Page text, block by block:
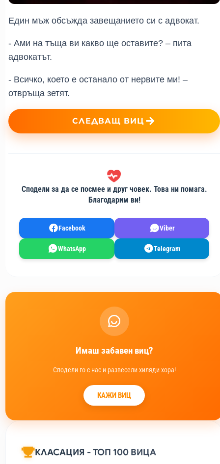
Един мъж обсъжда завещанието си с адвокат.
- Ами на тъща ви какво ще оставите? – пита
адвокатът.
- Всичко, което е останало от нервите ми! –
отвръща зетят.
СЛЕДВАЩ ВИЦ
Сподели за да се посмее и друг човек. Това ни помага.
Благодарим ви!
Facebook Viber
WhatsApp Telegram
Имаш забавен виц?
Сподели го с нас и развесели хиляди хора!
КАЖИ ВИЦ
КЛАСАЦИЯ - ТОП 100 ВИЦА